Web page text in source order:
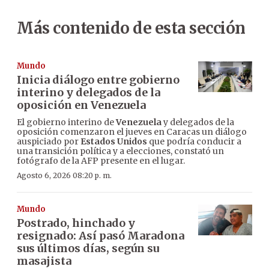
Más contenido de esta sección
Mundo
Inicia diálogo entre gobierno
interino y delegados de la
oposición en Venezuela
El gobierno interino deVenezuelay delegados de la
oposición comenzaron el jueves en Caracas un diálogo
auspiciado por Estados Unidos que podría conducir a
una transición política y a elecciones, constató un
fotógrafo de la AFP presente en el lugar.
Agosto 6, 2026 08:20 p. m.
Mundo
Postrado, hinchado y
resignado: Así pasó Maradona
sus últimos días, según su
masajista